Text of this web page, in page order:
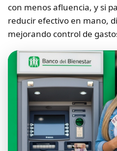
con menos afluencia, y si
reducir efectivo en mano,
mejorando control de